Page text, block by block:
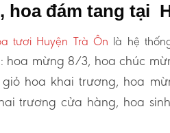
hoa đám tang tại
tươi Huyện Trà Ôn là hệ
hoa mừng 8/3, hoa chúc
hoa khai trương, hoa
trương cửa hàng, hoa